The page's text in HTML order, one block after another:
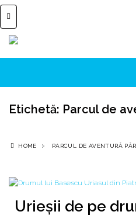
Etichetă: Parcul de
HOME PARCUL DE AVENTURĂ
Urieșii de pe